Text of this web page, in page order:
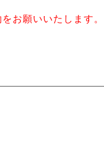
お願いいたします。